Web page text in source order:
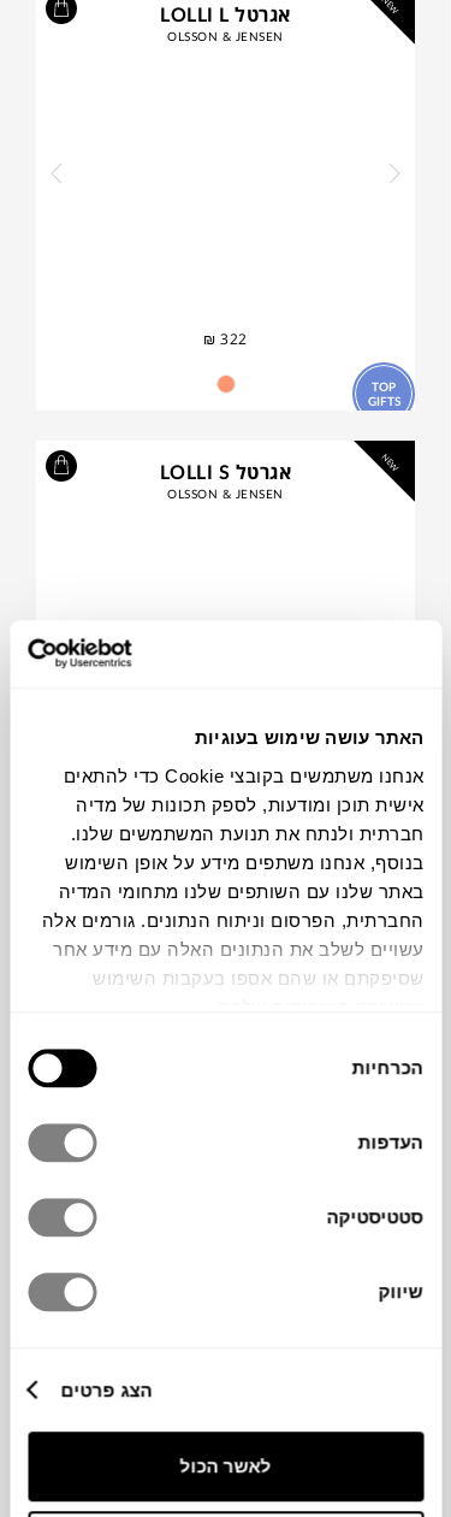
האתר עושה שימוש בעוגיות
אנחנו משתמשים בקובצי Cookie כדי להתאים
אישית תוכן ומודעות, לספק תכונות של מדיה
חברתית ולנתח את תנועת המשתמשים שלנו.
בנוסף, אנחנו משתפים מידע על אופן השימוש
באתר שלנו עם השותפים שלנו מתחומי המדיה
החברתית, הפרסום וניתוח הנתונים. גורמים אלה
עשויים לשלב את הנתונים האלה עם מידע אחר
שסיפקתם או שהם אספו בעקבות השימוש
הסכמה
הכרחיות
העדפות
סטטיסטיקה
שיווק
הצג פרטים
לאשר הכול
NEW אגרטל LOLLI L
OLSSON & JENSEN
₪ 322
TOP
GIFTS
NEW אגרטל LOLLI S
OLSSON & JENSEN
₪214
TOP
GIFTS
NEW קופסת תכשיטים GLOW S
PRINTWORKS
קופסת תכשיטים A GIRLS BEST
PRINTWORKS